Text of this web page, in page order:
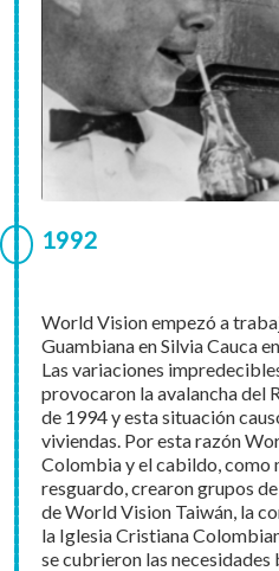
1992
World Vision empezó a
Guambiana en Silvia Cauca
Las variaciones
provocaron la avalancha del
de 1994 y esta situación
viviendas. Por esta razón
Colombia y el cabildo, como
resguardo, crearon grupos
de World Vision Taiwán, la
la Iglesia Cristiana
se cubrieron las necesidades